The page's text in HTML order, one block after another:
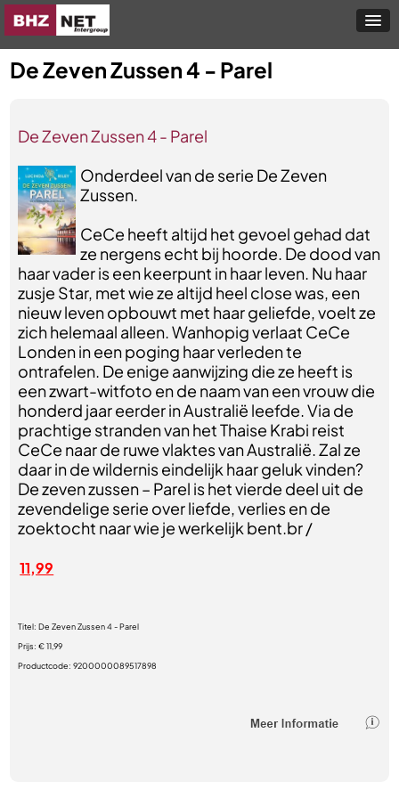
De Zeven Zussen 4 - Parel
De Zeven Zussen 4 - Parel
Onderdeel van de serie De Zeven
Zussen.
CeCe heeft altijd het gevoel gehad dat
ze nergens echt bij hoorde. De dood van
haar vader is een keerpunt in haar leven. Nu haar
zusje Star, met wie ze altijd heel close was, een
nieuw leven opbouwt met haar geliefde, voelt ze
zich helemaal alleen. Wanhopig verlaat CeCe
Londen in een poging haar verleden te
ontrafelen. De enige aanwijzing die ze heeft is
een zwart-witfoto en de naam van een vrouw die
honderd jaar eerder in Australië leefde. Via de
prachtige stranden van het Thaise Krabi reist
CeCe naar de ruwe vlaktes van Australië. Zal ze
daar in de wildernis eindelijk haar geluk vinden?
De zeven zussen – Parel is het vierde deel uit de
zevendelige serie over liefde, verlies en de
zoektocht naar wie je werkelijk bent.br /
11,99
Titel:De Zeven Zussen 4 - Parel
Prijs:€ 11,99
Productcode:9200000089517898